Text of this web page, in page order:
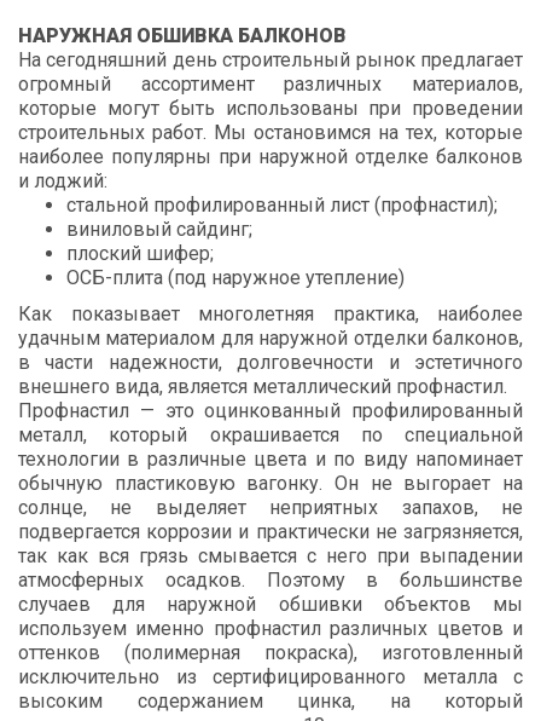
НАРУЖНАЯ ОБШИВКА БАЛКОНОВ
На сегодняшний день строительный рынок предлагает
огромный ассортимент различных материалов,
которые могут быть использованы при проведении
строительных работ. Мы остановимся на тех, которые
наиболее популярны при наружной отделке балконов
и лоджий:
стальной профилированный лист (профнастил);
виниловый сайдинг;
плоский шифер;
ОСБ-плита (под наружное утепление)
Как показывает многолетняя практика, наиболее
удачным материалом для наружной отделки балконов,
в части надежности, долговечности и эстетичного
внешнего вида, является металлический профнастил.
Профнастил — это оцинкованный профилированный
металл, который окрашивается по специальной
технологии в различные цвета и по виду напоминает
обычную пластиковую вагонку. Он не выгорает на
солнце, не выделяет неприятных запахов, не
подвергается коррозии и практически не загрязняется,
так как вся грязь смывается с него при выпадении
атмосферных осадков. Поэтому в большинстве
случаев для наружной обшивки объектов мы
используем именно профнастил различных цветов и
оттенков (полимерная покраска), изготовленный
исключительно из сертифицированного металла с
высоким содержанием цинка, на который